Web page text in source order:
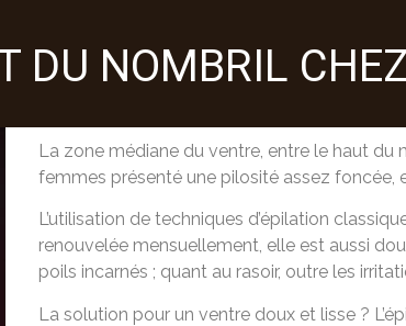
DU NOMBRIL
La zone médiane du ventre, entre le haut
femmes présenté une pilosité assez foncée,
L’utilisation de techniques d’épilation
renouvelée mensuellement, elle est aussi
poils incarnés ; quant au rasoir, outre les
La solution pour un ventre doux et lisse ?